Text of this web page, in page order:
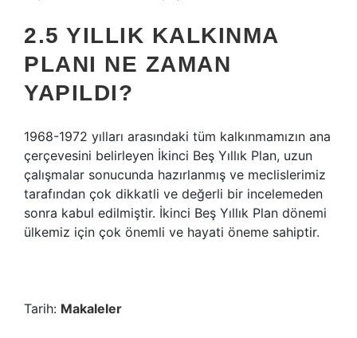
2.5 YILLIK KALKINMA
PLANI NE ZAMAN
YAPILDI?
1968-1972 yılları arasındaki tüm kalkınmamızın ana
çerçevesini belirleyen İkinci Beş Yıllık Plan, uzun
çalışmalar sonucunda hazırlanmış ve meclislerimiz
tarafından çok dikkatli ve değerli bir incelemeden
sonra kabul edilmiştir. İkinci Beş Yıllık Plan dönemi
ülkemiz için çok önemli ve hayati öneme sahiptir.
Tarih: Makaleler